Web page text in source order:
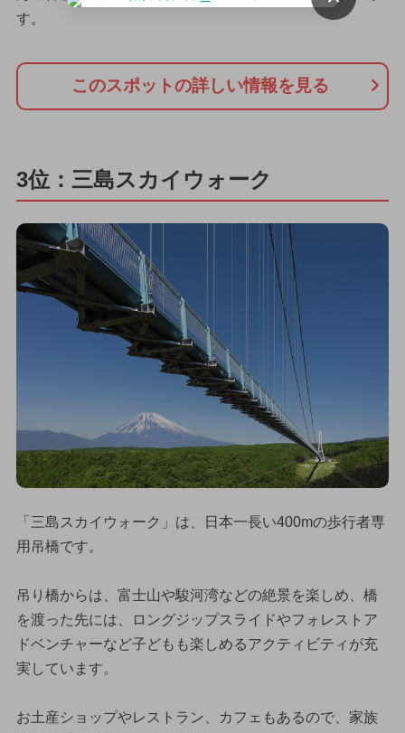
す。
このスポットの詳しい情報を見る
3位：三島スカイウォーク
「三島スカイウォーク」は、日本一長い400mの歩行者専
用吊橋です。
吊り橋からは、富士山や駿河湾などの絶景を楽しめ、橋
を渡った先には、ロングジップスライドやフォレストア
ドベンチャーなど子どもも楽しめるアクティビティが充
実しています。
お土産ショップやレストラン、カフェもあるので、家族